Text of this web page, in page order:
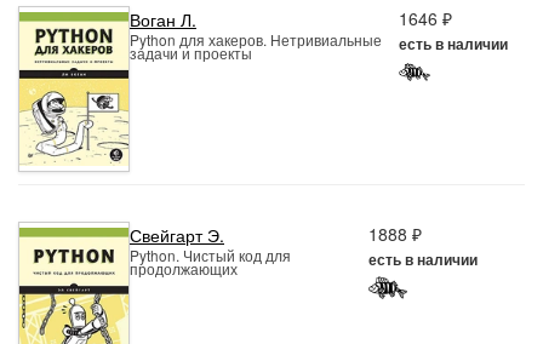
Воган Л.
Python для хакеров. Нетривиальные
задачи и проекты
1646 ₽
есть в наличии
Свейгарт Э.
Python. Чистый код для
продолжающих
1888 ₽
есть в наличии